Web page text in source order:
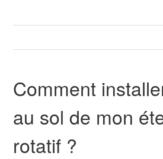
Comment
au sol de mon
rotatif ?